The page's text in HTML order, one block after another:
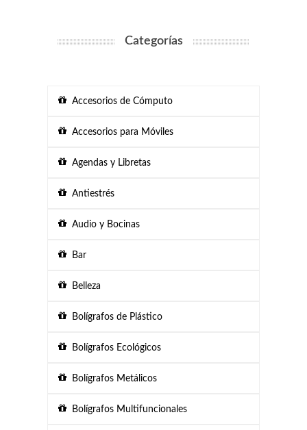
Categorías
Accesorios de Cómputo
Accesorios para Móviles
Agendas y Libretas
Antiestrés
Audio y Bocinas
Bar
Belleza
Bolígrafos de Plástico
Bolígrafos Ecológicos
Bolígrafos Metálicos
Bolígrafos Multifuncionales